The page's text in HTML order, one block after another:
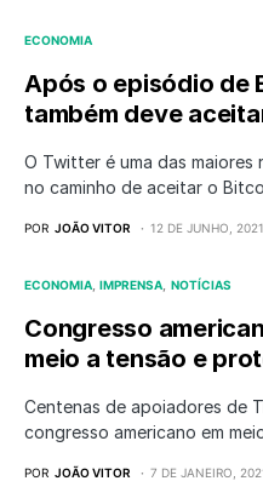
ECONOMIA
Após o episódio de
também deve
O Twitter é uma das maiores
no caminho de aceitar o
POR JOÃO VITOR 12 DE JUNHO, 2021
ECONOMIA IMPRENSA NOTÍCIAS
Congresso
meio a tensão e
Centenas de apoiadores de
congresso americano em
POR JOÃO VITOR 7 DE JANEIRO,